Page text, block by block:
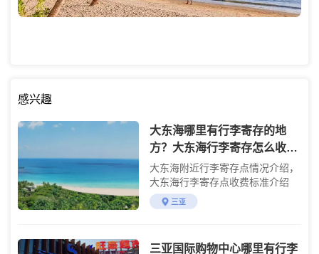
感兴趣
大东海哪里有行李寄存的地
方？大东海行李寄存怎么收
费？
大东海附近行李寄存点情况介绍，
大东海行李寄存点收费标准介绍
三亚
三亚国际购物中心哪里有行李